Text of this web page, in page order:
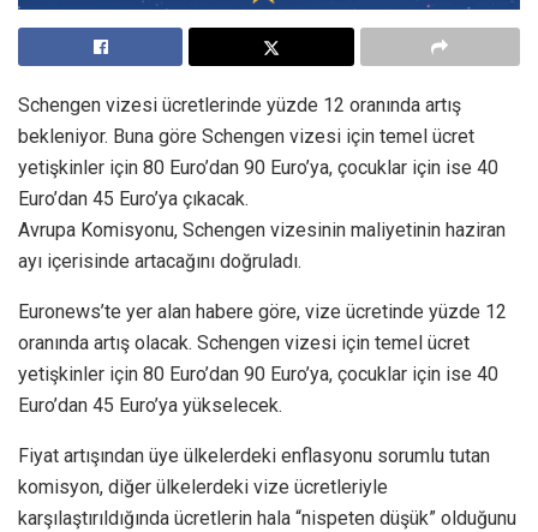
Schengen vizesi ücretlerinde yüzde 12 oranında artış
bekleniyor. Buna göre Schengen vizesi için temel ücret
yetişkinler için 80 Euro’dan 90 Euro’ya, çocuklar için ise 40
Euro’dan 45 Euro’ya çıkacak.
Avrupa Komisyonu, Schengen vizesinin maliyetinin haziran
ayı içerisinde artacağını doğruladı.
Euronews’te yer alan habere göre, vize ücretinde yüzde 12
oranında artış olacak. Schengen vizesi için temel ücret
yetişkinler için 80 Euro’dan 90 Euro’ya, çocuklar için ise 40
Euro’dan 45 Euro’ya yükselecek.
Fiyat artışından üye ülkelerdeki enflasyonu sorumlu tutan
komisyon, diğer ülkelerdeki vize ücretleriyle
karşılaştırıldığında ücretlerin hala “nispeten düşük” olduğunu